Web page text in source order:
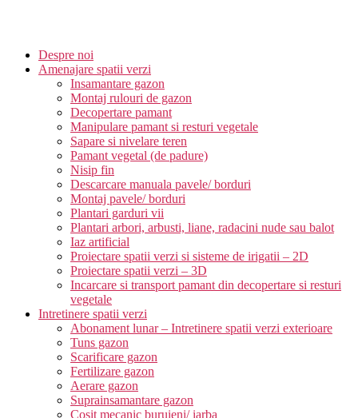
Despre noi
Amenajare spatii verzi
Insamantare gazon
Montaj rulouri de gazon
Decopertare pamant
Manipulare pamant si resturi vegetale
Sapare si nivelare teren
Pamant vegetal (de padure)
Nisip fin
Descarcare manuala pavele/ borduri
Montaj pavele/ borduri
Plantari garduri vii
Plantari arbori, arbusti, liane, radacini nude sau balot
Iaz artificial
Proiectare spatii verzi si sisteme de irigatii – 2D
Proiectare spatii verzi – 3D
Incarcare si transport pamant din decopertare si resturi
vegetale
Intretinere spatii verzi
Abonament lunar – Intretinere spatii verzi exterioare
Tuns gazon
Scarificare gazon
Fertilizare gazon
Aerare gazon
Suprainsamantare gazon
Cosit mecanic buruieni/ iarba